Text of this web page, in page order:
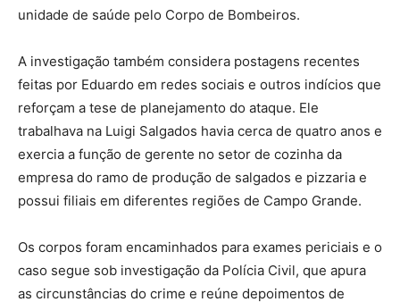
unidade de saúde pelo Corpo de Bombeiros.
A investigação também considera postagens recentes
feitas por Eduardo em redes sociais e outros indícios que
reforçam a tese de planejamento do ataque. Ele
trabalhava na Luigi Salgados havia cerca de quatro anos e
exercia a função de gerente no setor de cozinha da
empresa do ramo de produção de salgados e pizzaria e
possui filiais em diferentes regiões de Campo Grande.
Os corpos foram encaminhados para exames periciais e o
caso segue sob investigação da Polícia Civil, que apura
as circunstâncias do crime e reúne depoimentos de